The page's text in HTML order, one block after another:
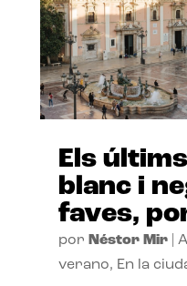
Els
blanc i
faves,
por Néstor Mir|
verano, En la